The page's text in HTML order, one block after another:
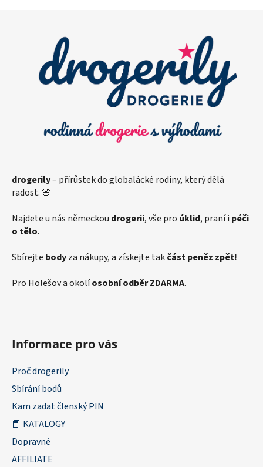
drogerily– přírůstek do globalácké rodiny, který dělá
radost. 🌸
Najdete u nás německou drogerii, vše pro úklid, praní i péči
o tělo.
Sbírejte bodyza nákupy, a získejte takčást peněz zpět!
Pro Holešov a okolíosobní odběr ZDARMA.
Informace pro vás
Proč drogerily
Sbírání bodů
Kam zadat členský PIN
📘 KATALOGY
Dopravné
AFFILIATE